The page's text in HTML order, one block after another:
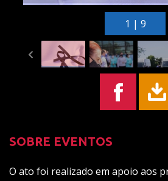
1 | 9
SOBRE EVENTOS
O ato foi realizado em apoio aos